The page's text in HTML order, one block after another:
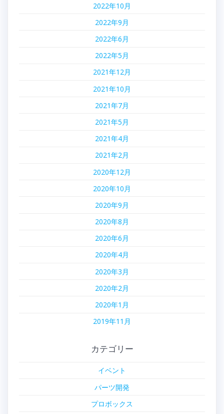
2022年10月
2022年9月
2022年6月
2022年5月
2021年12月
2021年10月
2021年7月
2021年5月
2021年4月
2021年2月
2020年12月
2020年10月
2020年9月
2020年8月
2020年6月
2020年4月
2020年3月
2020年2月
2020年1月
2019年11月
カテゴリー
イベント
パーツ開発
プロボックス